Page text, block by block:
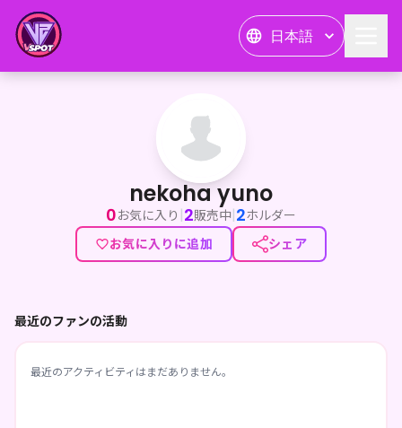
日本語
nekoha yuno
nekoha yuno
0お気に入り |2販売中|2ホルダー
お気に入りに追加
シェア
最近のファンの活動
最近のアクティビティはまだありません。